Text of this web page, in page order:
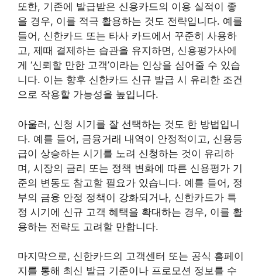
또한, 기존에 발급받은 신용카드의 이용 실적이 좋
을 경우, 이를 적극 활용하는 것도 전략입니다. 예를
들어, 신한카드 또는 타사 카드에서 꾸준히 사용하
고, 제때 결제하는 습관을 유지하면, 신용평가사에
게 ‘신뢰할 만한 고객’이라는 인상을 심어줄 수 있습
니다. 이는 향후 신한카드 신규 발급 시 유리한 조건
으로 작용할 가능성을 높입니다.
아울러, 신청 시기를 잘 선택하는 것도 한 방법입니
다. 예를 들어, 금융거래 내역이 안정적이고, 신용등
급이 상승하는 시기를 노려 신청하는 것이 유리하
며, 시장의 금리 또는 정책 변화에 따른 신용평가 기
준의 변동도 참고할 필요가 있습니다. 예를 들어, 정
부의 금융 안정 정책이 강화되거나, 신한카드가 특
정 시기에 신규 고객 혜택을 확대하는 경우, 이를 활
용하는 전략도 고려할 만합니다.
마지막으로, 신한카드의 고객센터 또는 공식 홈페이
지를 통해 최신 발급 기준이나 프로모션 정보를 수